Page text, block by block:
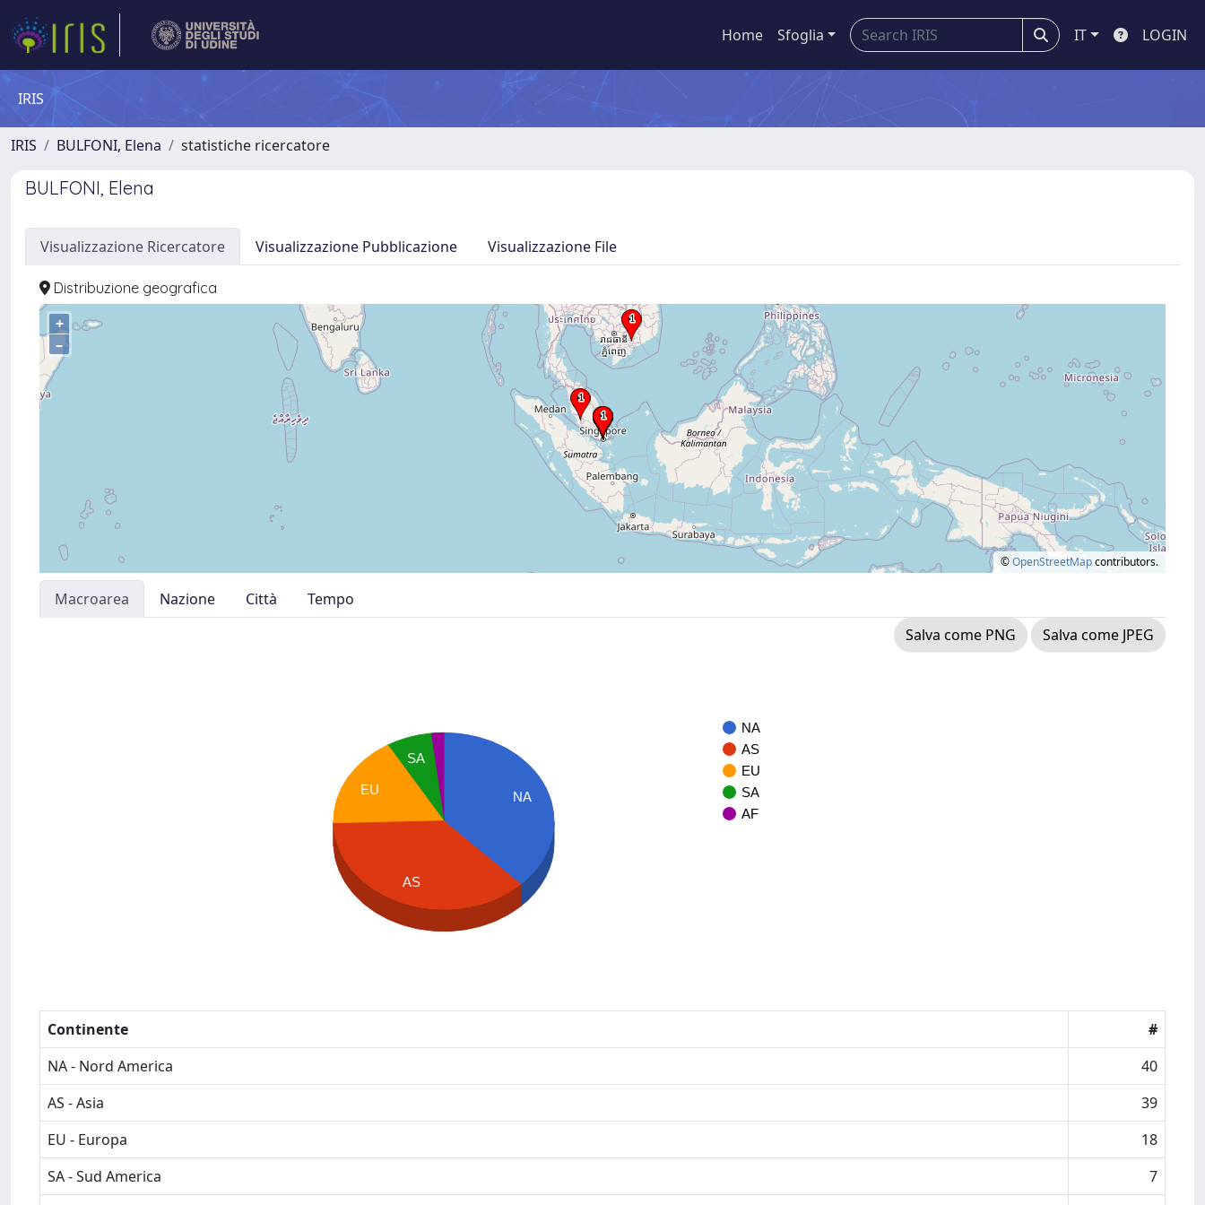
Home Sfoglia IT LOGIN
IRIS
IRIS BULFONI, Elena statistiche ricercatore
BULFONI, Elena
Visualizzazione Ricercatore Visualizzazione Pubblicazione Visualizzazione File
Distribuzione geografica
+
–
©OpenStreetMapcontributors.
Macroarea Nazione Città
Tempo
Salva come PNG
Salva come JPEG
NA
AS
EU
SA
AF
NA
SA
EU
AS
Continente
#
NA - Nord America
40
AS - Asia
39
EU - Europa
18
SA - Sud America
7